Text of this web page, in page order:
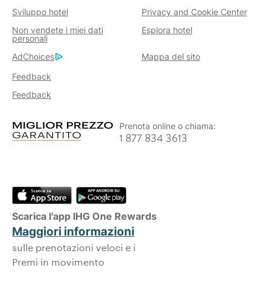
Sviluppo hotel
Privacy and Cookie Center
Non vendete i miei dati
personali
Esplora hotel
AdChoices
Mappa del sito
Feedback
Feedback
Prenota online o chiama:
1 877 834 3613
Scarica l'app IHG One Rewards
Maggiori informazioni
sulle prenotazioni veloci e i
Premi in movimento